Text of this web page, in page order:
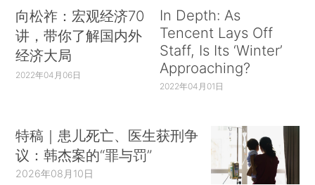
向松祚：宏观经济70
讲，带你了解国内外
经济大局
2022年04月06日
In Depth: As
Tencent Lays Off
Staff, Is Its ‘Winter’
Approaching?
2022年04月01日
特稿｜患儿死亡、医生获刑争
议：韩杰案的“罪与罚”
2026年08月10日